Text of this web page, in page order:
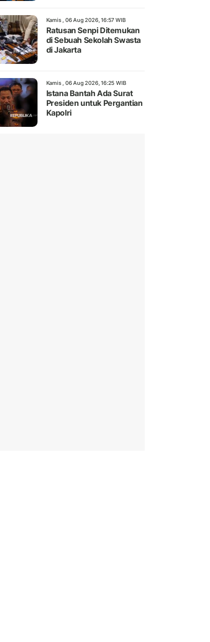
Kamis , 06 Aug 2026, 16:57 WIB
Ratusan Senpi Ditemukan
di Sebuah Sekolah Swasta
di Jakarta
Kamis , 06 Aug 2026, 16:25 WIB
Istana Bantah Ada Surat
Presiden untuk Pergantian
Kapolri